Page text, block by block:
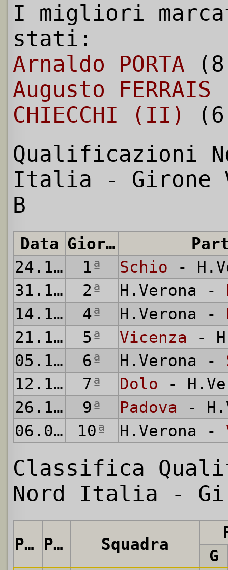
I migliori
stati:
Arnaldo PORTA
Augusto FERRAIS
CHIECCHI (II)
Qualificazioni
Italia - Girone
B
Data Giornata
24.10.
1920
1ª Schio -
31.10.
1920
2ª H.Verona -
14.11.
1920
4ª H.Verona -
21.11.
1920
5ª Vicenza -
05.12.
1920
6ª H.Verona -
12.12.
1920
7ª Dolo -
26.12.
1920
9ª Padova -
06.02.
1921
10ª H.Verona -
Classifica
Nord Italia -
Pos. Punti Squadra
G